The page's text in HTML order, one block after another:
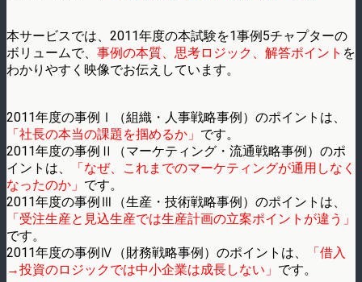
本サービスでは、2011年度の本試験を1事例5チャプターの
ボリュームで、 事例の本質、思考ロジック、解答ポイント を
わかりやすく映像でお伝えしています。
2011年度の事例Ⅰ（組織・人事戦略事例）のポイントは、
「社長の本当の課題を掴めるか」 です。
2011年度の事例Ⅱ（マーケティング・流通戦略事例）のポ
イントは、
「なぜ、これまでのマーケティングが通用しなく
なったのか」 です。
2011年度の事例Ⅲ（生産・技術戦略事例）のポイントは、
「受注生産と見込生産では生産計画の立案ポイントが違う」
です。
2011年度の事例Ⅳ（財務戦略事例）のポイントは、
「借入
→投資のロジックでは中小企業は成長しない」 です。